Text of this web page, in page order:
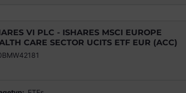
VI PLC - ISHARES MSCI EUROPE
CARE SECTOR UCITS ETF EUR (ACC)